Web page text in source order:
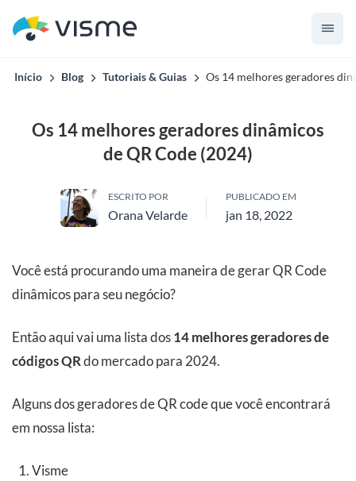
Início Blog Tutoriais & Guias Os 14 melhores geradores
Os 14 melhores geradores dinâmicos
de QR Code (2024)
ESCRITO POR
Orana Velarde
PUBLICADO EM
jan 18, 2022
Você está procurando uma maneira de gerar QR Code
dinâmicos para seu negócio?
Então aqui vai uma lista dos14 melhores geradores de
códigos QRdo mercado para 2024.
Alguns dos geradores de QR code que você encontrará
em nossa lista:
Visme